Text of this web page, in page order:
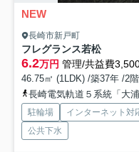
NEW
長崎市新戸町
フレグランス若松
6.2万円 管理/共益費
46.75㎡ (1LDK) /築37年 /2
長崎電気軌道５系統「大
駐輪場 インターネット対
公共下水